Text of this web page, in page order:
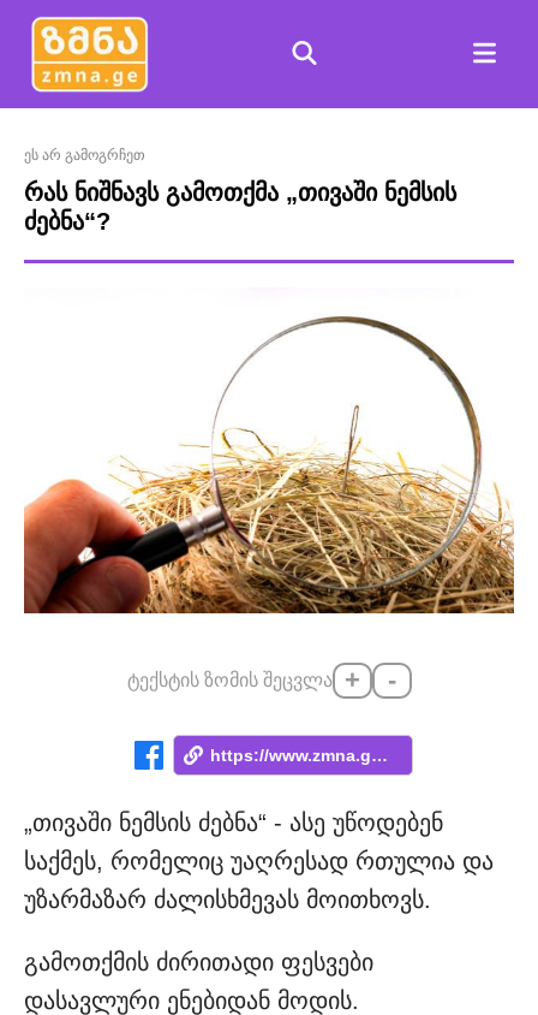
ეს არ გამოგრჩეთ
რას ნიშნავს გამოთქმა „თივაში ნემსის
ძებნა“?
ტექსტის ზომის შეცვლა + -
https://www.zmna.ge/news/ras-nishnavs-ga...
„თივაში ნემსის ძებნა“ - ასე უწოდებენ
საქმეს, რომელიც უაღრესად რთულია და
უზარმაზარ ძალისხმევას მოითხოვს.
გამოთქმის ძირითადი ფესვები
დასავლური ენებიდან მოდის.